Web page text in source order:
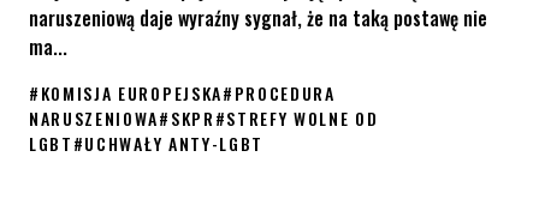
naruszeniową daje wyraźny sygnał, że na taką postawę nie
ma...
#KOMISJA EUROPEJSKA#PROCEDURA
NARUSZENIOWA#SKPR#STREFY WOLNE OD
LGBT#UCHWAŁY ANTY-LGBT